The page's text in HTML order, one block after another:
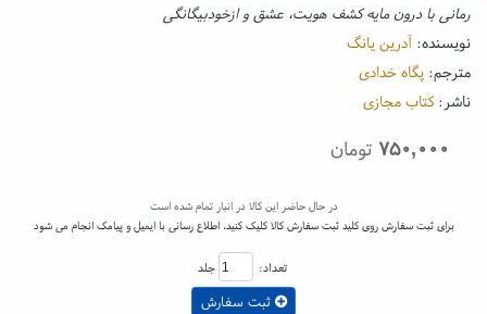
رمانی با درون مایه کشف هویت، عشق و ازخودبیگانگی
نویسنده: آدرین یانگ
مترجم: پگاه خدادی
ناشر:کتاب مجازی
۷۵۰,۰۰۰ تومان
در حال حاضر این کالا در انبار تمام شده است
برای ثبت سفارش روی کلید ثبت سفارش کالا کلیک کنید، اطلاع رسانی با ایمیل و پیامک انجام می شود
تعداد: جلد
ثبت سفارش